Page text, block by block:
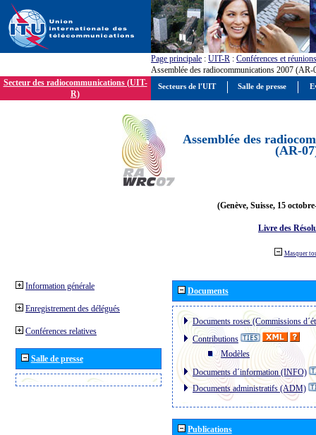
Page principale : UIT-R : Conférences et réunions
Assemblée des radiocommunications 2007 (AR-
Secteur des radiocommunications (UIT-
R)
Assemblée des
(AR-
(Genève, Suisse, 15
Livre des
Masquer
Information générale
Enregistrement des délégués
Conférences relatives
Salle de presse
Documents
Documents roses (Commissions
Contributions
Modèles
Documents d´information (INFO)
Documents administratifs (ADM)
Publications
Secteurs de l'UIT Salle de presse